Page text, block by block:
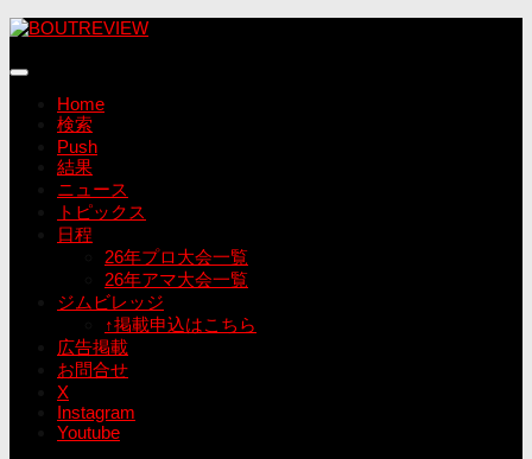
コ
テ
Home
検索
Push
結果
ニュース
トピックス
日程
26年プロ大会一覧
26年アマ大会一覧
ジムビレッジ
↑掲載申込はこちら
広告掲載
お問合せ
X
Instagram
Youtube